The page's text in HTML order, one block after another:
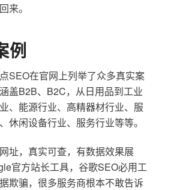
来。
例
SEO在官网上列举了众多真实案
盖B2B、B2C，从日用品到工业
、能源行业、高精器材行业、服
休闲设备行业、服务行业等等。
址，真实可查，有数据效果展
官方站长工具，谷歌SEO必用工
欺骗，很多服务商根本不敢告诉